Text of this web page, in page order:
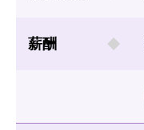
薪酬